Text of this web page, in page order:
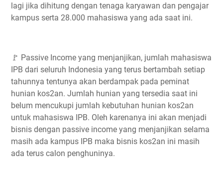
lagi jika dihitung dengan tenaga karyawan dan pengajar
kampus serta 28.000 mahasiswa yang ada saat ini.
🚩 Passive Income yang menjanjikan, jumlah mahasiswa
IPB dari seluruh Indonesia yang terus bertambah setiap
tahunnya tentunya akan berdampak pada peminat
hunian kos2an. Jumlah hunian yang tersedia saat ini
belum mencukupi jumlah kebutuhan hunian kos2an
untuk mahasiswa IPB. Oleh karenanya ini akan menjadi
bisnis dengan passive income yang menjanjikan selama
masih ada kampus IPB maka bisnis kos2an ini masih
ada terus calon penghuninya.